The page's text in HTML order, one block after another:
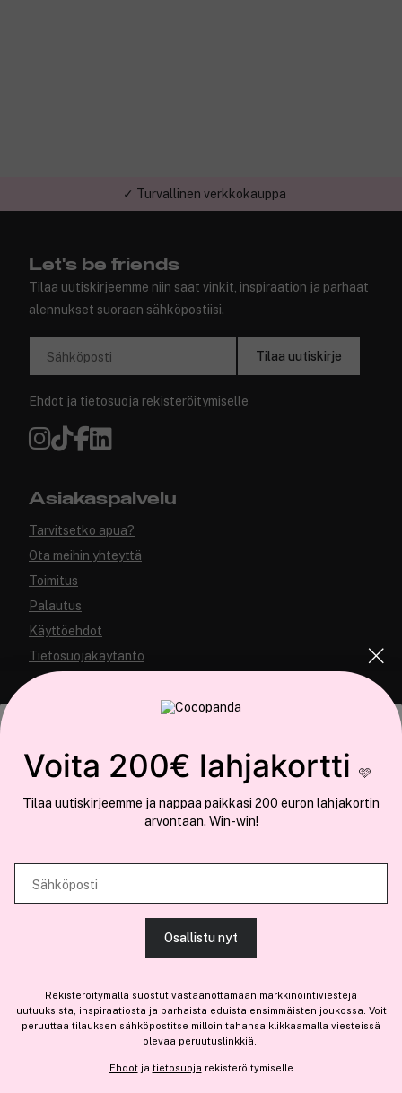
Tämä sivusto käyttää evästeitä
Käytämme evästeitä tarjoamamme sisällön ja mainosten
räätälöimiseen, sosiaalisen median ominaisuuksien tukemiseen ja
käytät sivustoamme. Kumppanimme voivat yhdistää näitä tietoja muihin
✓ Turvallinen verkkokauppa
Let's be friends
Tilaa uutiskirjeemme niin saat vinkit, inspiraation ja parhaat
alennukset suoraan sähköpostiisi.
Sähköposti Tilaa uutiskirje
Ehdot ja tietosuoja rekisteröitymiselle
Asiakaspalvelu
Tarvitsetko apua?
Ota meihin yhteyttä
Toimitus
Palautus
Käyttöehdot
Tietosuojakäytäntö
Meistä
Liity jäseneksi
Olemme osaBrandsdal Group AS
Jos haluat henkilökohtaista neuvoa ammattitason hiustuotteista,
Voita 200€ lahjakortti 🩷
Tilaa uutiskirjeemme ja nappaa paikkasi 200 euron lahjakortin
arvontaan. Win-win!
Sähköposti
Osallistu nyt
Rekisteröitymällä suostut vastaanottamaan markkinointiviestejä
uutuuksista, inspiraatiosta ja parhaista eduista ensimmäisten joukossa. Voit
peruuttaa tilauksen sähköpostitse milloin tahansa klikkaamalla viesteissä
olevaa peruutuslinkkiä.
Ehdotja tietosuoja rekisteröitymiselle